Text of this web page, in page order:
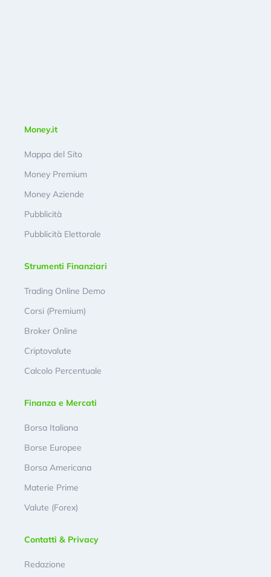
Money.it
Mappa del Sito
Money Premium
Money Aziende
Pubblicità
Pubblicità Elettorale
Strumenti Finanziari
Trading Online Demo
Corsi (Premium)
Broker Online
Criptovalute
Calcolo Percentuale
Finanza e Mercati
Borsa Italiana
Borse Europee
Borsa Americana
Materie Prime
Valute (Forex)
Contatti & Privacy
Redazione